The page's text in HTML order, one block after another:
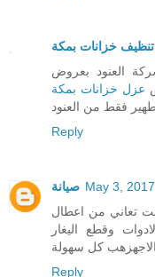
تنظيف خزانات بمكة
العنود بعروض
عزل خزانات بمكة
فقط من العنود
Reply
صيانة May 3,
تعاني من اعطال
وقطع اليغار
Reply